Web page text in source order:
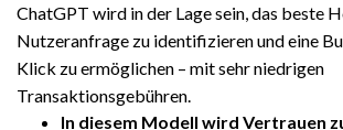
ChatGPT wird in der Lage sein, das beste
Nutzeranfrage zu identifizieren und eine
Klick zu ermöglichen – mit sehr niedrigen
Transaktionsgebühren.
In diesem Modell wird Vertrauen